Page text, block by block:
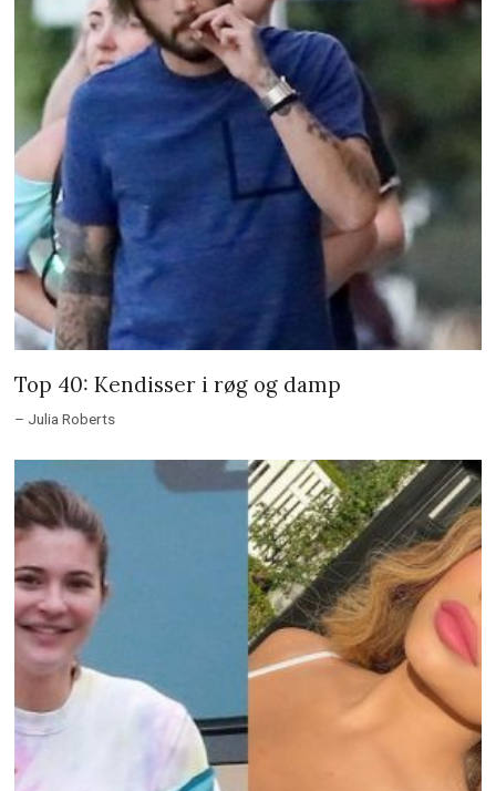
Top 40: Kendisser i røg og damp
– Julia Roberts